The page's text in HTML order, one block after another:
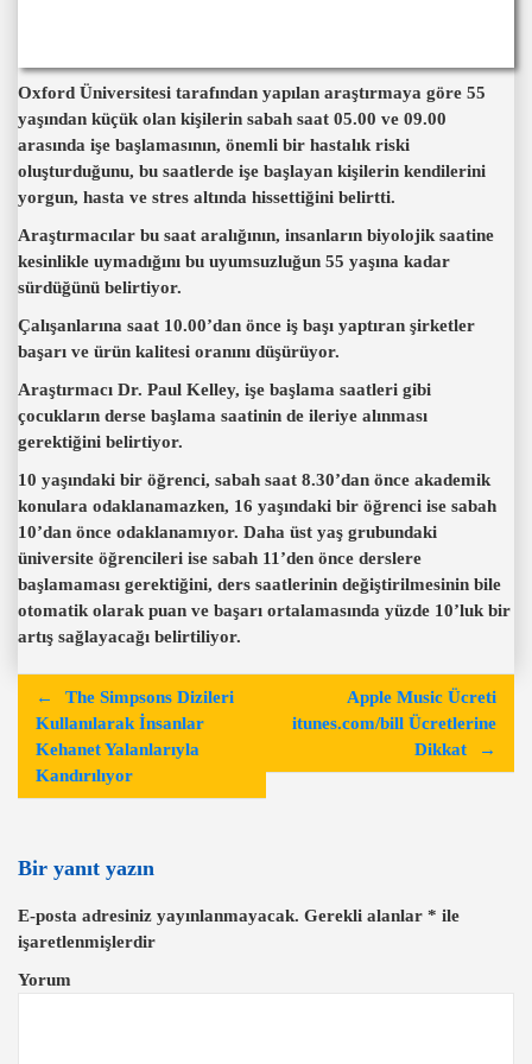
Oxford Üniversitesi tarafından yapılan araştırmaya göre 55
yaşından küçük olan kişilerin sabah saat 05.00 ve 09.00
arasında işe başlamasının, önemli bir hastalık riski
oluşturduğunu, bu saatlerde işe başlayan kişilerin kendilerini
yorgun, hasta ve stres altında hissettiğini belirtti.
Araştırmacılar bu saat aralığının, insanların biyolojik saatine
kesinlikle uymadığını bu uyumsuzluğun 55 yaşına kadar
sürdüğünü belirtiyor.
Çalışanlarına saat 10.00’dan önce iş başı yaptıran şirketler
başarı ve ürün kalitesi oranını düşürüyor.
Araştırmacı Dr. Paul Kelley, işe başlama saatleri gibi
çocukların derse başlama saatinin de ileriye alınması
gerektiğini belirtiyor.
10 yaşındaki bir öğrenci, sabah saat 8.30’dan önce akademik
konulara odaklanamazken, 16 yaşındaki bir öğrenci ise sabah
10’dan önce odaklanamıyor. Daha üst yaş grubundaki
üniversite öğrencileri ise sabah 11’den önce derslere
başlamaması gerektiğini, ders saatlerinin değiştirilmesinin bile
otomatik olarak puan ve başarı ortalamasında yüzde 10’luk bir
artış sağlayacağı belirtiliyor.
ı
e
z
i
n
The Simpsons Dizileri
Kullanılarak İnsanlar
Kehanet Yalanlarıyla
Kandırılıyor
Apple Music Ücreti
itunes.com/bill Ücretlerine
Dikkat
Bir yanıt yazın
E-posta adresiniz yayınlanmayacak. Gerekli alanlar * ile
işaretlenmişlerdir
Yorum